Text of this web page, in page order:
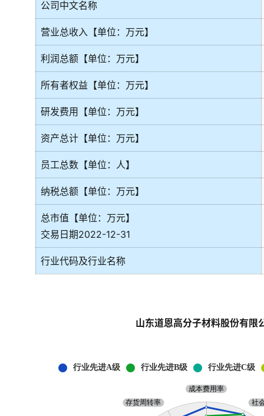
公司中文名称
营业总收入【单位：万元】
利润总额【单位：万元】
所有者权益【单位：万元】
研发费用【单位：万元】
资产总计【单位：万元】
员工总数【单位：人】
纳税总额【单位：万元】
总市值【单位：万元】
交易日期2022-12-31
行业代码及行业名称
山东道恩高分子材料股份有限